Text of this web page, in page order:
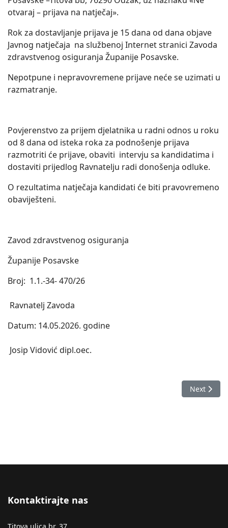
otvaraj – prijava na natječaj».
Rok za dostavljanje prijava je 15 dana od dana objave
Javnog natječaja na službenoj Internet stranici Zavoda
zdravstvenog osiguranja Županije Posavske.
Nepotpune i nepravovremene prijave neće se uzimati u
razmatranje.
Povjerenstvo za prijem djelatnika u radni odnos u roku
od 8 dana od isteka roka za podnošenje prijava
razmotriti će prijave, obaviti intervju sa kandidatima i
dostaviti prijedlog Ravnatelju radi donošenja odluke.
O rezultatima natječaja kandidati će biti pravovremeno
obaviješteni.
Zavod zdravstvenog osiguranja
Županije Posavske
Broj: 1.1.-34- 470/26
Ravnatelj Zavoda
Datum: 14.05.2026. godine
Josip Vidović dipl.oec.
Next
Next
Kontaktirajte nas